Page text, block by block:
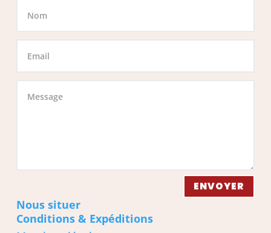
ENVOYER
Nous situer
Conditions & Expéditions